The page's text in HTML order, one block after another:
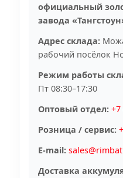
официальный
завода
Адрес склада:
рабочий посёлок
Режим работы
Пт 08:30–17:30
Оптовый отдел: +7
Розница / сервис:
E-mail:
Доставка